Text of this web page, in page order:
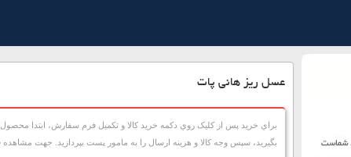
عسل ریز هانی پات
براي خريد پس از کليک روي دکمه خريد کالا و تکميل فرم سفارش، ابتدا
بگيريد، سپس وجه کالا و هزينه ارسال را به مامور پست بپردازيد. جهت مشاهده